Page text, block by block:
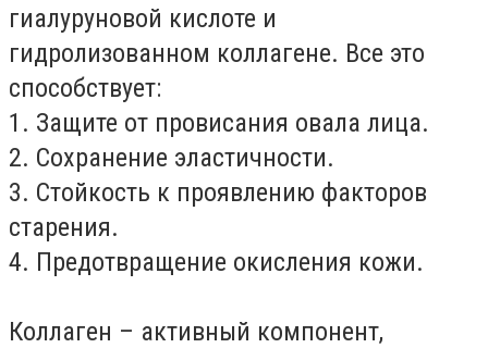
гиалуруновой кислоте и
гидролизованном коллагене. Все это
способствует:
1. Защите от провисания овала лица.
2. Сохранение эластичности.
3. Стойкость к проявлению факторов
старения.
4. Предотвращение окисления кожи.
Коллаген – активный компонент,